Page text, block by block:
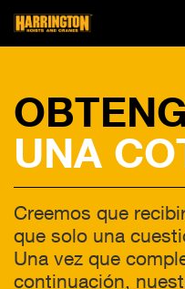
LINKS RÁPIDOS
UNA
Creemos que
que solo una
Una vez que
continuación,